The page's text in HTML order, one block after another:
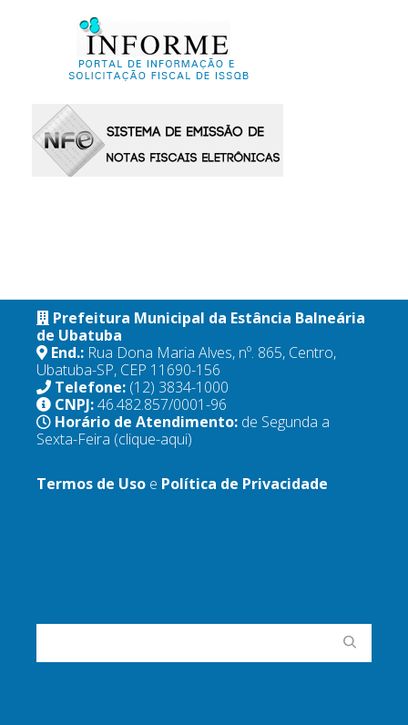
Prefeitura Municipal da Estância Balneária
de Ubatuba
End.: Rua Dona Maria Alves, nº. 865, Centro,
Ubatuba-SP, CEP 11690-156
Telefone: (12) 3834-1000
CNPJ:46.482.857/0001-96
Horário de Atendimento: de Segunda a
Sexta-Feira (clique-aqui)
Termos de Uso e Política de Privacidade